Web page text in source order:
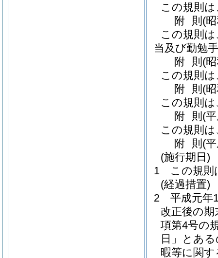
この規則
附 則 (
この規則
当及び勤勉
附 則 (
この規則
附 則 (
この規則
附 則 (
この規則
附 則 (
(施行期日)
1
この規則
(経過措置)
2
平成元年
改正後の
項第4号の
日」とあ
暇等に関